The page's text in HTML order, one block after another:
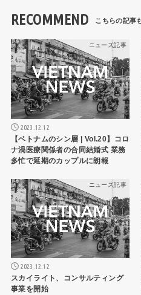
RECOMMEND
ニュース記事
2023.12.12
【ベトナムのシン層 | Vol.20】コロ
ナ渦医療関係者の合同結婚式 業務
多忙で延期のカップルに朗報
ニュース記事
2023.12.12
スカイライト、コンサルティング
事業を開始